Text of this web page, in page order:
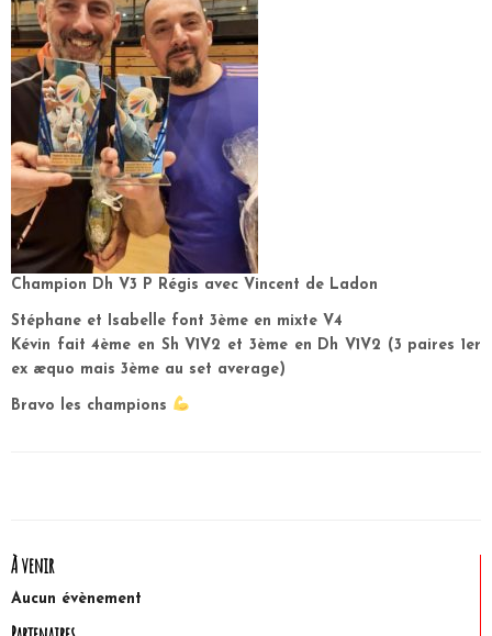
Champion Dh V3 P Régis avec Vincent de Ladon
Stéphane et Isabelle font 3ème en mixte V4
Kévin fait 4ème en Sh V1V2 et 3ème en Dh V1V2 (3 paires 1er
ex æquo mais 3ème au set average)
Bravo les champions
À venir
Aucun évènement